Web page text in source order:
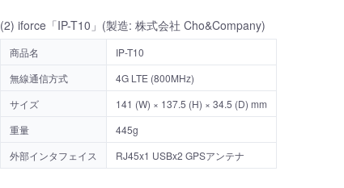
(2) iforce「IP-T10」(製造: 株式会社 Cho&Company)
商品名
IP-T10
無線通信方式
4G LTE (800MHz)
サイズ
141 (W) × 137.5 (H) × 34.5 (D) mm
重量
445g
外部インタフェイス
RJ45x1 USBx2 GPSアンテナ